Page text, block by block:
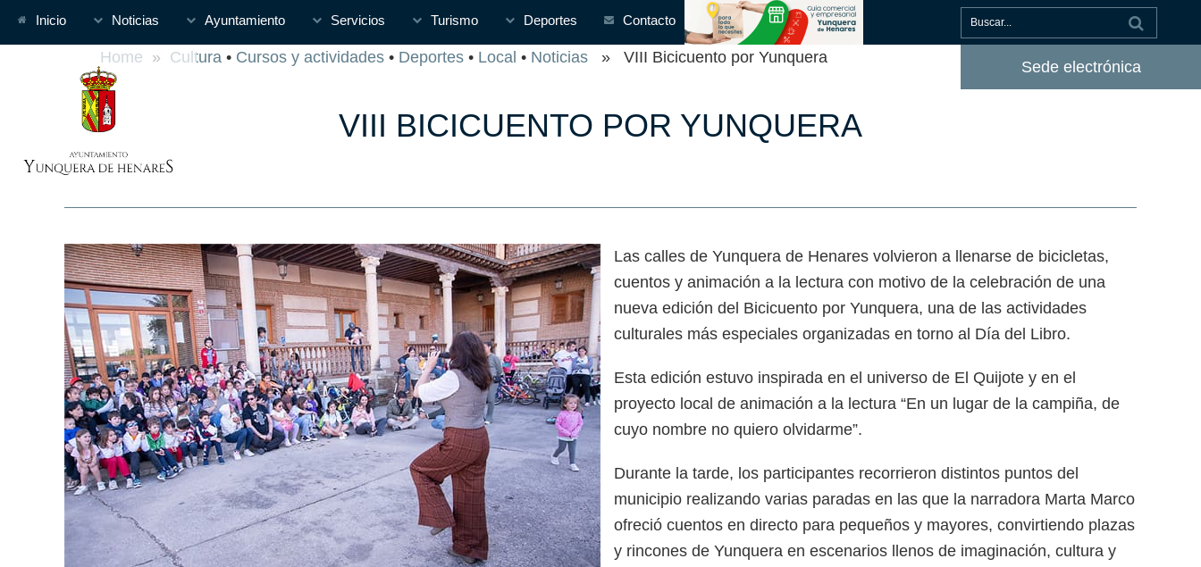
Inicio Noticias Ayuntamiento Servicios Turismo Deportes Contacto
Sede electrónica
Home » Cultura • Cursos y actividades • Deportes • Local • Noticias » VIII Bicicuento por Yunquera
VIII BICICUENTO POR YUNQUERA
Las calles de Yunquera de Henares volvieron a llenarse de bicicletas,
cuentos y animación a la lectura con motivo de la celebración de una
nueva edición del Bicicuento por Yunquera, una de las actividades
culturales más especiales organizadas en torno al Día del Libro.
Esta edición estuvo inspirada en el universo de El Quijote y en el
proyecto local de animación a la lectura “En un lugar de la campiña, de
cuyo nombre no quiero olvidarme”.
Durante la tarde, los participantes recorrieron distintos puntos del
municipio realizando varias paradas en las que la narradora Marta Marco
ofreció cuentos en directo para pequeños y mayores, convirtiendo plazas
y rincones de Yunquera en escenarios llenos de imaginación, cultura y